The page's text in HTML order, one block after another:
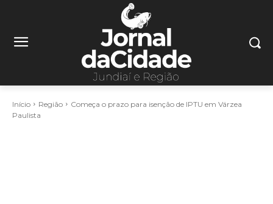
Início Região
Começa o prazo para isenção de IPTU em Várzea
Paulista